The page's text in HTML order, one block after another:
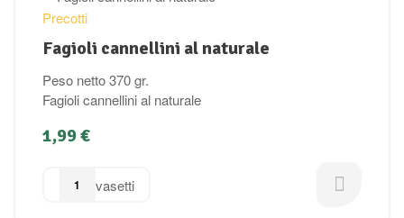
Precotti
Fagioli cannellini al naturale
Peso netto 370 gr.
Fagioli cannellini al naturale
1,99€
vasetti